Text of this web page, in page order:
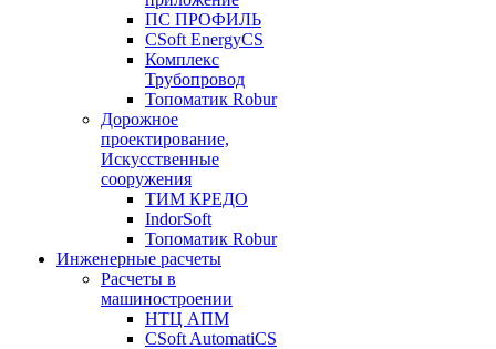
ПС ПРОФИЛЬ
CSoft EnergyCS
Комплекс
Трубопровод
Топоматик Robur
Дорожное
проектирование,
Искусственные
сооружения
ТИМ КРЕДО
IndorSoft
Топоматик Robur
Инженерные расчеты
Расчеты в
машиностроении
НТЦ АПМ
CSoft AutomatiCS